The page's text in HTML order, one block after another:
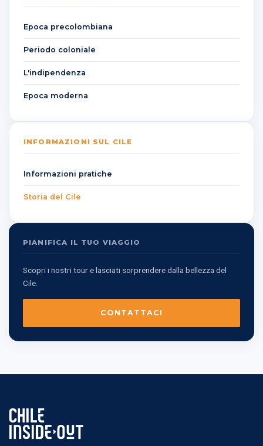
Epoca precolombiana
Periodo coloniale
L'indipendenza
Epoca moderna
INFORMAZIONI SUL CILE
Informazioni pratiche
Storia del Cile
PIANIFICA IL TUO VIAGGIO
Scopri i nostri tour e lasciati sorprendere dalla bellezza del
Cile.
CONTATTACI